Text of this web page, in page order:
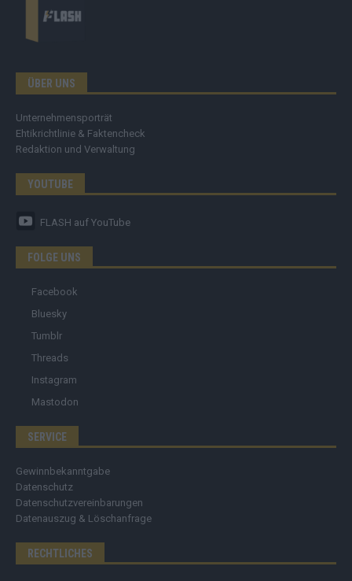
ÜBER UNS
Unternehmensporträt
Ehtikrichtlinie & Faktencheck
Redaktion und Verwaltung
YOUTUBE
FLASH auf YouTube
FOLGE UNS
Facebook
Bluesky
Tumblr
Threads
Instagram
Mastodon
SERVICE
Gewinnbekanntgabe
Datenschutz
Datenschutzvereinbarungen
Datenauszug & Löschanfrage
RECHTLICHES